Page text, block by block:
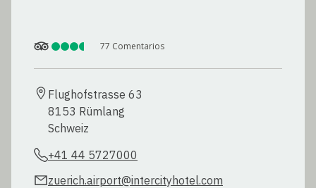
77 Comentarios
Flughofstrasse 63
8153 Rümlang
Schweiz
+41 44 5727000
zuerich.airport@intercityhotel.com